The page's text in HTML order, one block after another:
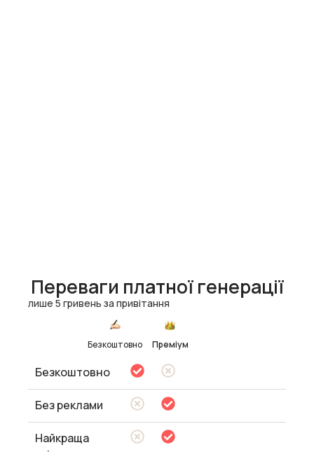
Переваги платної генерації
лише 5 гривень за привітання
Безкоштовно Преміум
Безкоштовно
Без реклами
Найкраща